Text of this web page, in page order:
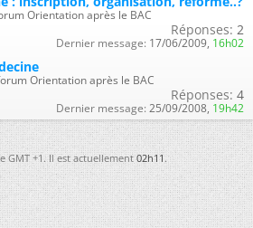
Orientation après le BAC
Réponses: 2
Dernier message: 17/06/2009, 16h02
Orientation après le BAC
Réponses: 4
Dernier message: 25/09/2008, 19h42
GMT +1. Il est actuellement02h11.